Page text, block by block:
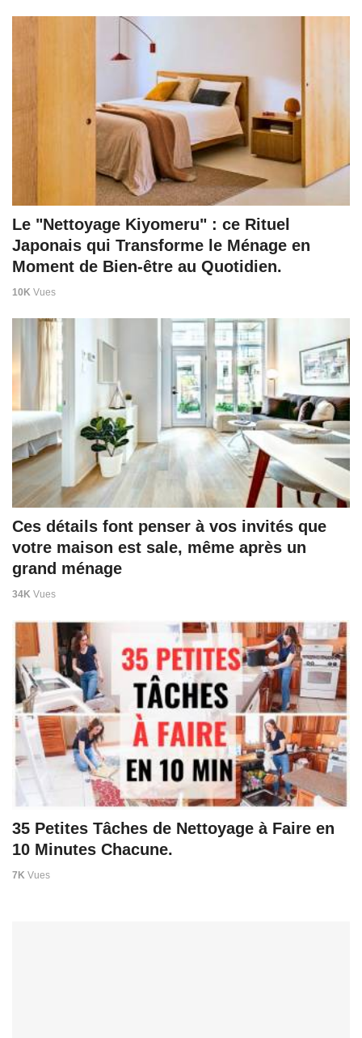
Le "Nettoyage Kiyomeru" : ce Rituel
Japonais qui Transforme le Ménage en
Moment de Bien-être au Quotidien.
10K Vues
Ces détails font penser à vos invités que
votre maison est sale, même après un
grand ménage
34K Vues
35 Petites Tâches de Nettoyage à Faire en
10 Minutes Chacune.
7K Vues